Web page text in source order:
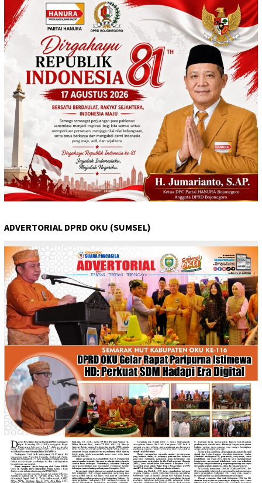
ADVERTORIAL DPRD OKU (SUMSEL)